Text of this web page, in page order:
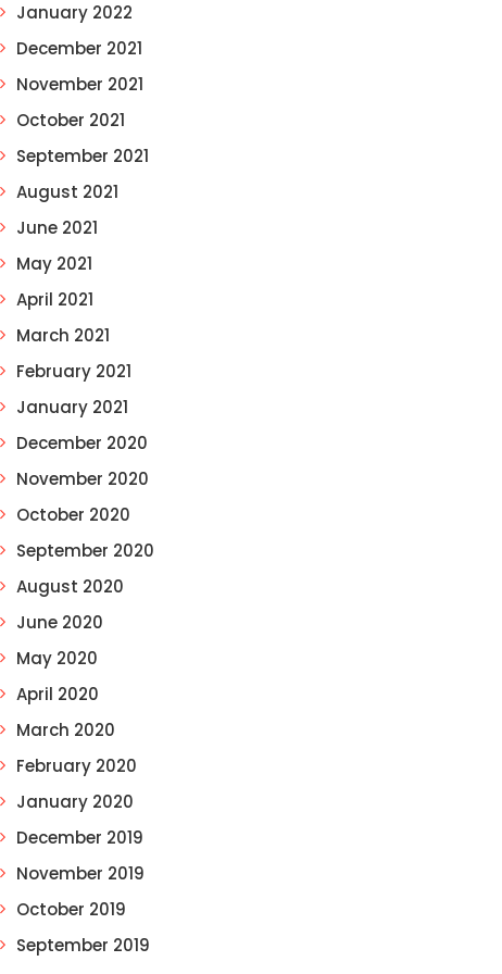
January 2022
December 2021
November 2021
October 2021
September 2021
August 2021
June 2021
May 2021
April 2021
March 2021
February 2021
January 2021
December 2020
November 2020
October 2020
September 2020
August 2020
June 2020
May 2020
April 2020
March 2020
February 2020
January 2020
December 2019
November 2019
October 2019
September 2019